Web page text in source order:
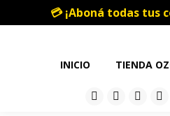
💳 ¡Aboná todas tus
INICIO TIENDA